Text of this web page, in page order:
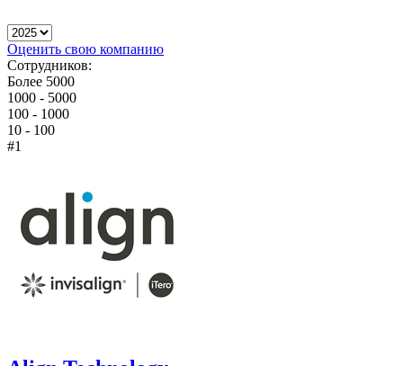
Оценить свою компанию
Сотрудников:
Более 5000
1000 - 5000
100 - 1000
10 - 100
#1